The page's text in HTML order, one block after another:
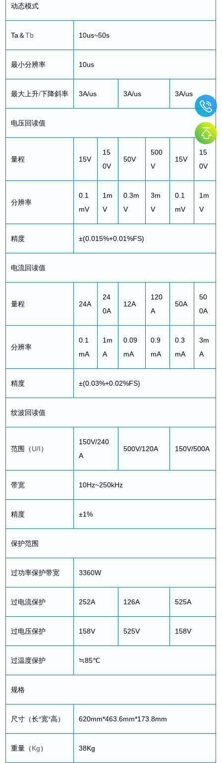
动态模式
Ta ＆Tb 10us~50s
最小分辨率 10us
最大上升/下降斜率 3A/us 3A/us 3A/us
电压回读值
量程 15V
15
0V
50V
500
V
15V
15
0V
分辨率
0.1
mV
1m
V
0.3m
V
3m
V
0.1
mV
1m
V
精度 ±(0.015%+0.01%FS)
电流回读值
量程 24A
24
0A
12A
120
A
50A
50
0A
分辨率
0.1
mA
1m
A
0.09
mA
0.9
mA
0.3
mA
3m
A
精度 ±(0.03%+0.02%FS)
纹波回读值
范围（U/I）
150V/240
A
500V/120A 150V/500A
带宽 10Hz~250kHz
精度 ±1%
保护范围
过功率保护带宽 3360W
过电流保护 252A 126A 525A
过电压保护 158V 525V 158V
过温度保护 ≒85℃
规格
尺寸（长*宽*高） 620mm*463.6mm*173.8mm
重量（Kg） 38Kg